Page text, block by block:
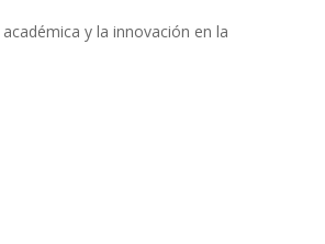
y la innovación en la